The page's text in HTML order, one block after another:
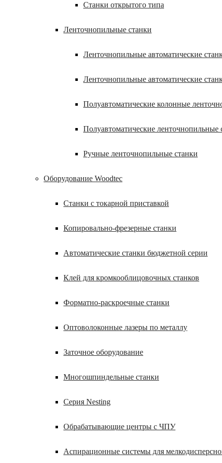
Станки открытого типа
Ленточнопильные станки
Ленточнопильные автоматические
Ленточнопильные автоматические
Полуавтоматические колонные
Полуавтоматические ленточнопильные
Ручные ленточнопильные станки
Оборудование Woodtec
Станки с токарной приставкой
Копировально-фрезерные станки
Автоматические станки бюджетной серии
Клей для кромкооблицовочных станков
Форматно-раскроечные станки
Оптоволоконные лазеры по металлу
Заточное оборудование
Многошпиндельные станки
Серия Nesting
Обрабатывающие центры с ЧПУ
Аспирационные системы для